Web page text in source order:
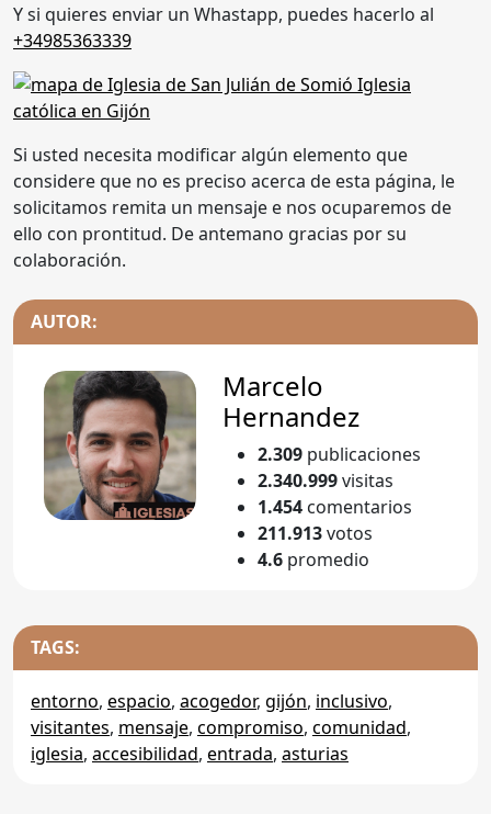
Y si quieres enviar un Whastapp, puedes hacerlo al
+34985363339
Si usted necesita modificar algún elemento que
considere que no es preciso acerca de esta página, le
solicitamos remita un mensaje e nos ocuparemos de
ello con prontitud. De antemano gracias por su
colaboración.
AUTOR:
Marcelo
Hernandez
2.309 publicaciones
2.340.999visitas
1.454 comentarios
211.913votos
4.6 promedio
TAGS:
entorno, espacio, acogedor, gijón, inclusivo,
visitantes, mensaje, compromiso, comunidad,
iglesia, accesibilidad, entrada, asturias